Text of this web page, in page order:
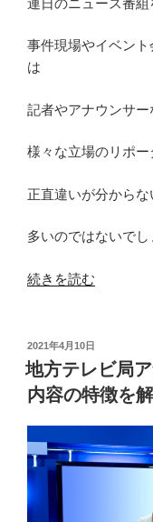
事件現場やイベン
は
記者やアナウンサー
様々な立場のリポー
正直違いが分からな
多いのではないでし
“記
ア
ナ
ウ
ン
サ
ー
の
違
続きを読む
投
稿
日:
2021年4月10日
地方テレビ局
内容の特徴を